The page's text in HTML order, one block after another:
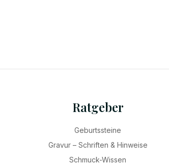
Ratgeber
Geburtssteine
Gravur – Schriften & Hinweise
Schmuck-Wissen